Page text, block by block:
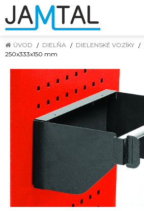
ÚVOD DIELŇA DIELENSKÉ VOZÍKY
250x333x150 mm